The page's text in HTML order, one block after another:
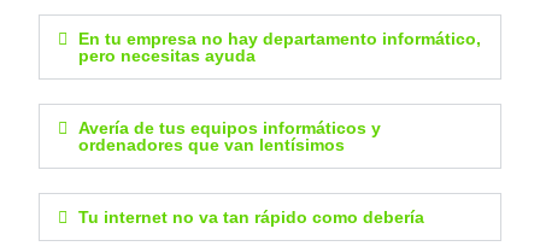
En tu empresa no hay departamento informático,
pero necesitas ayuda
Avería de tus equipos informáticos y
ordenadores que van lentísimos
Tu internet no va tan rápido como debería